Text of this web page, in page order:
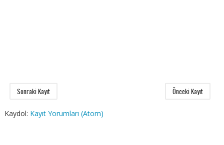
Sonraki Kayıt Önceki Kayıt
Kaydol: Kayıt Yorumları (Atom)